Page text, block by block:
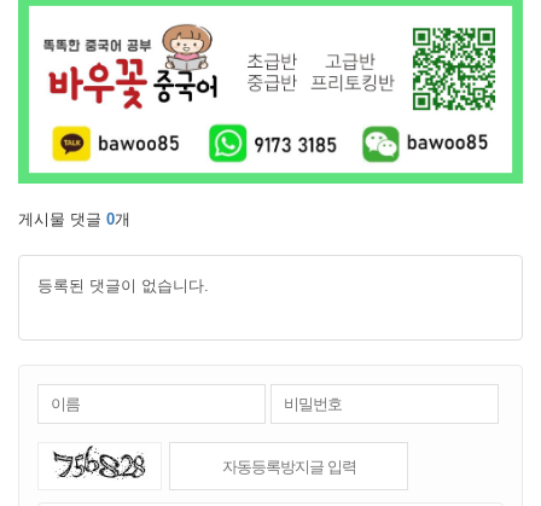
게시물 댓글 0개
등록된 댓글이 없습니다.